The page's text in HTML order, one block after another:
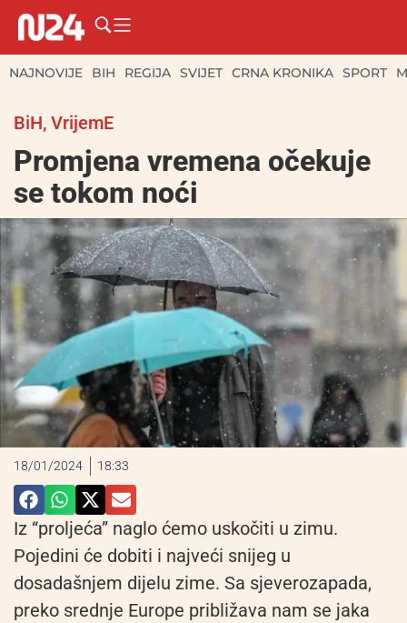
NAJNOVIJE BIH REGIJA SVIJET CRNA KRONIKA SPORT
BiH, VrijemE
Promjena vremena očekuje
se tokom noći
18/01/2024 18:33
Iz “proljeća” naglo ćemo uskočiti u zimu.
Pojedini će dobiti i najveći snijeg u
dosadašnjem dijelu zime. Sa sjeverozapada,
preko srednje Europe približava nam se jaka